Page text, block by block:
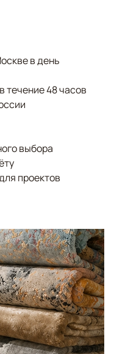
в день
течение 48 часов
выбора
проектов